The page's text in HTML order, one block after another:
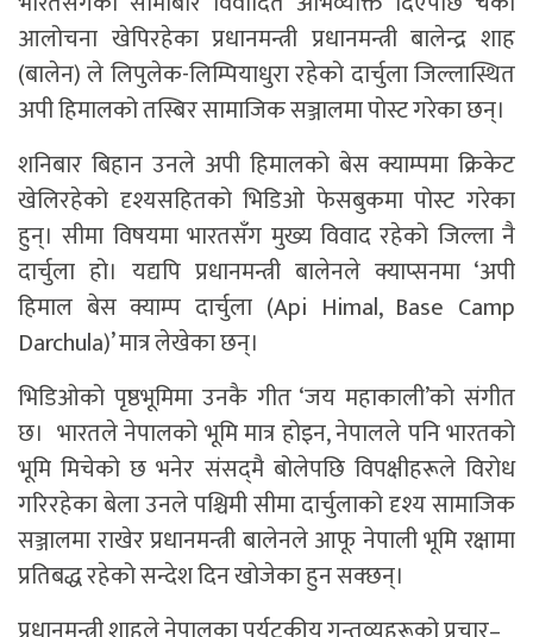
आलोचना खेपिरहेका प्रधानमन्त्री प्रधानमन्त्री बालेन्द्र शाह
(बालेन) ले लिपुलेक-लिम्पियाधुरा रहेको दार्चुला जिल्लास्थित
अपी हिमालको तस्बिर सामाजिक सञ्जालमा पोस्ट गरेका छन्।
शनिबार बिहान उनले अपी हिमालको बेस क्याम्पमा क्रिकेट
खेलिरहेको दृश्यसहितको भिडिओ फेसबुकमा पोस्ट गरेका
हुन्। सीमा विषयमा भारतसँग मुख्य विवाद रहेको जिल्ला नै
दार्चुला हो। यद्यपि प्रधानमन्त्री बालेनले क्याप्सनमा ‘अपी
हिमाल बेस क्याम्प दार्चुला (Api Himal, Base Camp
Darchula)’ मात्र लेखेका छन्।
भिडिओको पृष्ठभूमिमा उनकै गीत ‘जय महाकाली’को संगीत
छ। भारतले नेपालको भूमि मात्र होइन, नेपालले पनि भारतको
भूमि मिचेको छ भनेर संसद्‌मै बोलेपछि विपक्षीहरूले विरोध
गरिरहेका बेला उनले पश्चिमी सीमा दार्चुलाको दृश्य सामाजिक
सञ्जालमा राखेर प्रधानमन्त्री बालेनले आफू नेपाली भूमि रक्षामा
प्रतिबद्ध रहेको सन्देश दिन खोजेका हुन सक्छन्।